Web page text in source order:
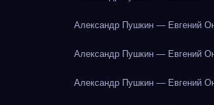
Александр Пушкин — Евгений
Александр Пушкин — Евгений
Александр Пушкин — Евгений